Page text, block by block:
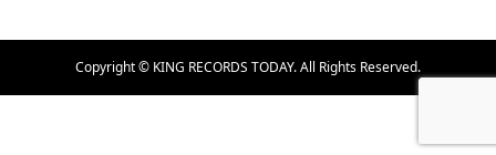
Copyright © KING RECORDS TODAY. All Rights Reserved.